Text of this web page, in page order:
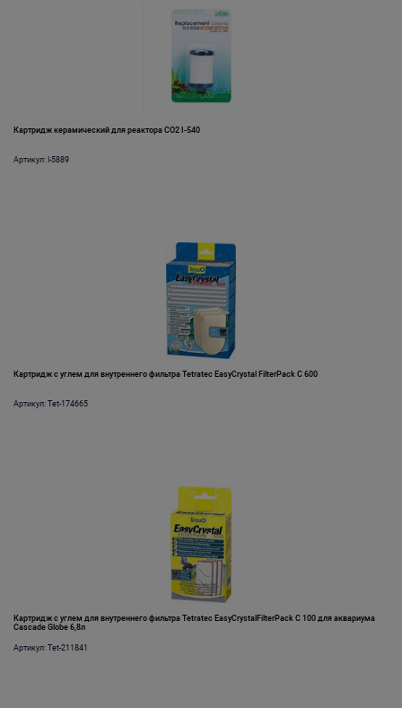
Картридж керамический для реактора СО2 I-540
Артикул: I-5889
Картридж с углем для внутреннего фильтра Tetratec EasyCrystal FilterPack C 600
Артикул: Tet-174665
Картридж с углем для внутреннего фильтра Tetratec EasyCrystalFilterPack C 100 для аквариума
Cascade Globe 6,8л
Артикул: Tet-211841